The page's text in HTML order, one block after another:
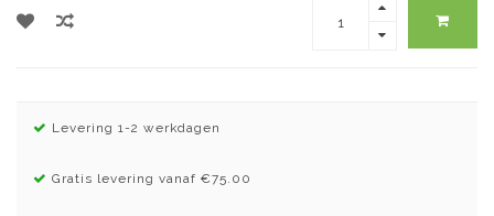
Levering 1-2 werkdagen
Gratis levering vanaf €75.00